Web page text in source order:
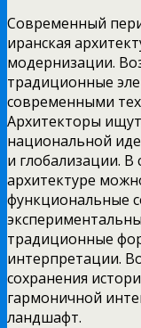
Современный
иранская
модернизации.
традиционные
современными
Архитекторы
национальной
и глобализации.
архитектуре
функциональные
традиционные
интерпретации.
сохранения
гармоничной
ландшафт.